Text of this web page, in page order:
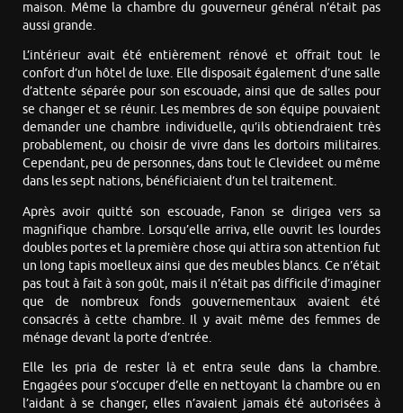
maison. Même la chambre du gouverneur général n’était pas
aussi grande.
L’intérieur avait été entièrement rénové et offrait tout le
confort d’un hôtel de luxe. Elle disposait également d’une salle
d’attente séparée pour son escouade, ainsi que de salles pour
se changer et se réunir. Les membres de son équipe pouvaient
demander une chambre individuelle, qu’ils obtiendraient très
probablement, ou choisir de vivre dans les dortoirs militaires.
Cependant, peu de personnes, dans tout le Clevideet ou même
dans les sept nations, bénéficiaient d’un tel traitement.
Après avoir quitté son escouade, Fanon se dirigea vers sa
magnifique chambre. Lorsqu’elle arriva, elle ouvrit les lourdes
doubles portes et la première chose qui attira son attention fut
un long tapis moelleux ainsi que des meubles blancs. Ce n’était
pas tout à fait à son goût, mais il n’était pas difficile d’imaginer
que de nombreux fonds gouvernementaux avaient été
consacrés à cette chambre. Il y avait même des femmes de
ménage devant la porte d’entrée.
Elle les pria de rester là et entra seule dans la chambre.
Engagées pour s’occuper d’elle en nettoyant la chambre ou en
l’aidant à se changer, elles n’avaient jamais été autorisées à